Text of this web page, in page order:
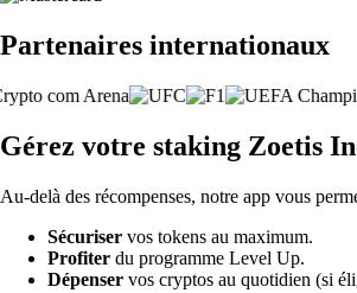
Partenaires internationaux
Gérez votre staking Zoetis
Au-delà des récompenses, notre app vous
Sécuriser vos tokens au maximum.
Profiter du programme Level Up.
Dépenser vos cryptos au quotidien (si